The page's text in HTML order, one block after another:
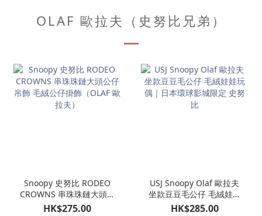
OLAF 歐拉夫（史努比兄弟）
Snoopy 史努比 RODEO
CROWNS 串珠珠鏈大頭公
仔吊飾 毛絨公仔掛飾
HK$275.00
USJ Snoopy Olaf 歐拉夫
坐款豆豆毛公仔 毛絨娃娃
玩偶｜日本環球影城限定
HK$285.00